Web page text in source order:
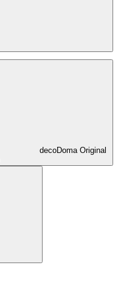
decoDoma Original